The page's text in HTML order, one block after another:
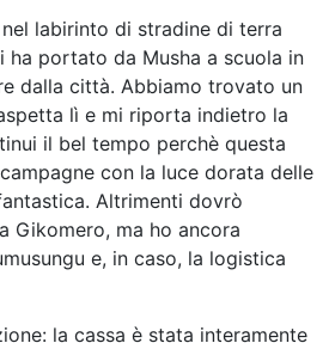
labirinto di stradine di terra
ha portato da Musha a scuola in
dalla città. Abbiamo trovato un
lì e mi riporta indietro la
il bel tempo perchè questa
con la luce dorata delle
Altrimenti dovrò
Gikomero, ma ho ancora
e, in caso, la logistica
la cassa è stata interamente